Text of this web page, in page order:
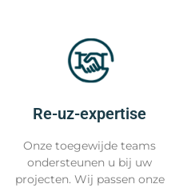
Re-uz-expertise
Onze toegewijde teams
ondersteunen u bij uw
projecten. Wij passen onze